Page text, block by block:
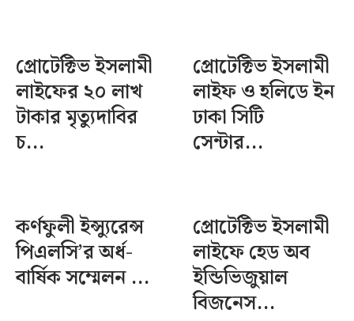
প্রোটেক্টিভ ইসলামী
লাইফের ২০ লাখ
টাকার মৃত্যুদাবির
চ...
প্রোটেক্টিভ ইসলামী
লাইফ ও হলিডে ইন
ঢাকা সিটি
সেন্টার...
কর্ণফুলী ইন্স্যুরেন্স
পিএলসি’র অর্ধ-
বার্ষিক সম্মেলন ...
প্রোটেক্টিভ ইসলামী
লাইফে হেড অব
ইন্ডিভিজুয়াল
বিজনেস...